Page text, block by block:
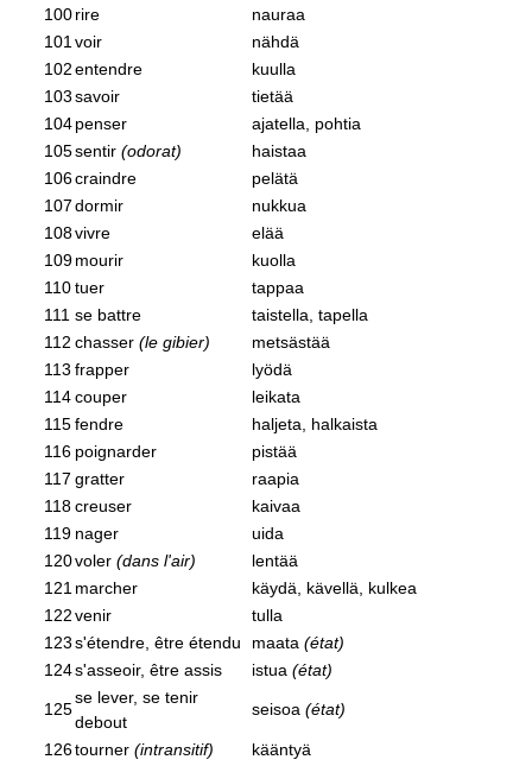
100rire
nauraa
101 voir
nähdä
102entendre
kuulla
103savoir
tietää
104penser
ajatella, pohtia
105sentir (odorat)
haistaa
106craindre
pelätä
107dormir
nukkua
108vivre
elää
109mourir
kuolla
110tuer
tappaa
111 se battre
taistella, tapella
112 chasser (le gibier)
metsästää
113 frapper
lyödä
114couper
leikata
115fendre
haljeta, halkaista
116 poignarder
pistää
117 gratter
raapia
118creuser
kaivaa
119 nager
uida
120voler (dans l'air)
lentää
121 marcher
käydä, kävellä, kulkea
122venir
tulla
123s'étendre, être étendu maata (état)
124s'asseoir, être assis istua (état)
125
se lever, se tenir
debout
seisoa (état)
126tourner (intransitif)
kääntyä